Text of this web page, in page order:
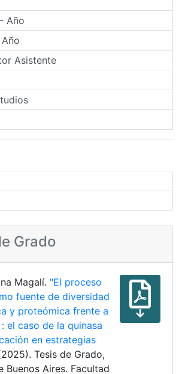
Año
Asistente
Grado
Magalí. "El proceso
fuente de diversidad
y proteómica frente a
el caso de la quinasa
en estrategias
Tesis de Grado,
Buenos Aires. Facultad